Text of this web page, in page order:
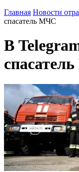
Главная Новости
спасатель МЧС
В